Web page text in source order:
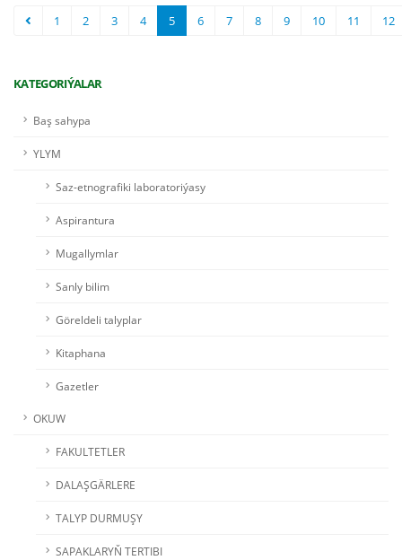
1 2 3 4 5 6 7 8 9 10 11 12
KATEGORIÝALAR
Baş sahypa
YLYM
Saz-etnografiki laboratoriýasy
Aspirantura
Mugallymlar
Sanly bilim
Göreldeli talyplar
Kitaphana
Gazetler
OKUW
FAKULTETLER
DALAŞGÄRLERE
TALYP DURMUŞY
SAPAKLARYŇ TERTIBI